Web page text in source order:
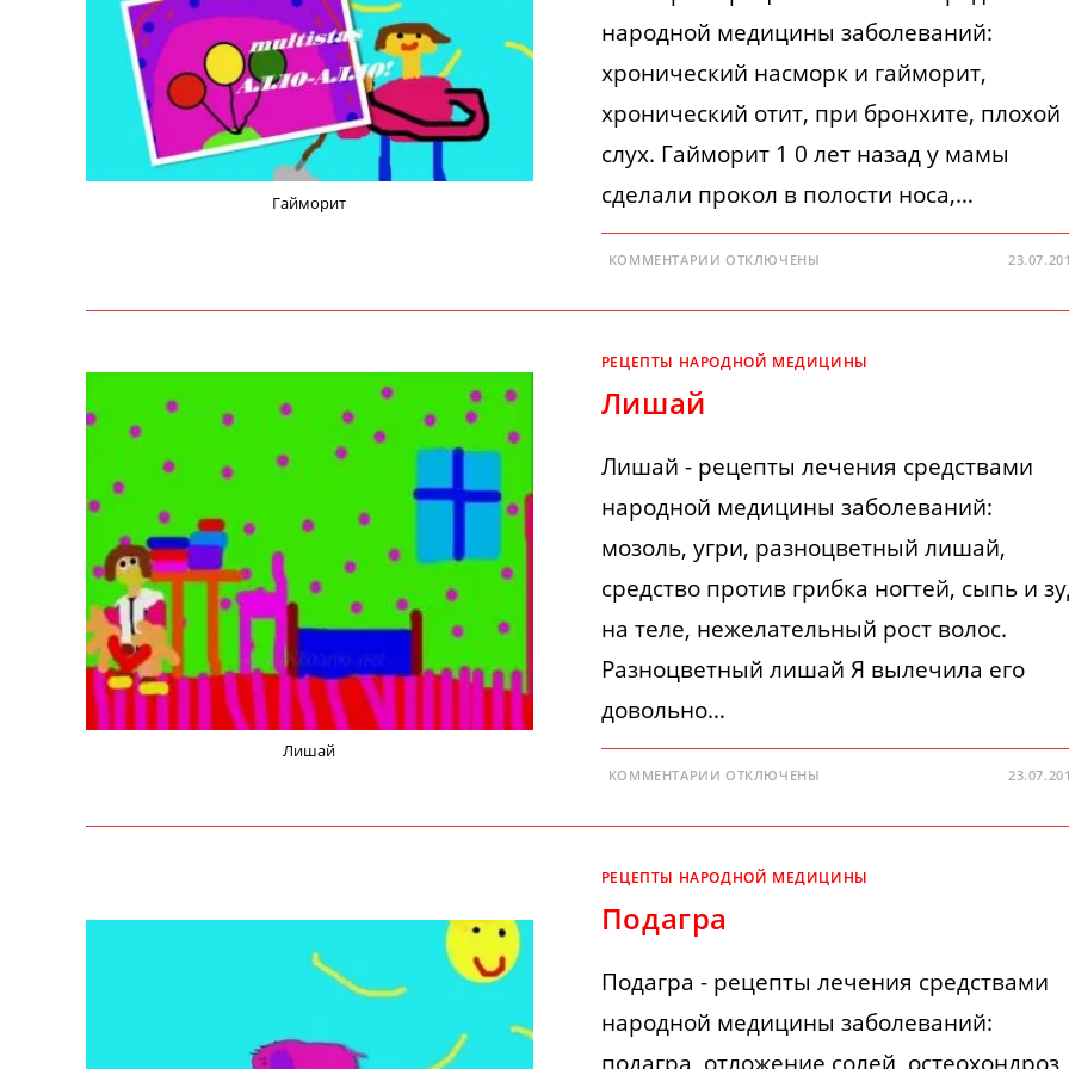
Гайморит
народной медицины заболеваний:
хронический насморк и гайморит,
хронический отит, при бронхите, плохой
слух. Гайморит 1 0 лет назад у мамы
сделали прокол в полости носа,…
КОММЕНТАРИИ К
ОТКЛЮЧЕНЫ
Лишай
РЕЦЕПТЫ НАРОДНОЙ МЕДИЦИНЫ
Лишай
Лишай - рецепты лечения средствами
народной медицины заболеваний:
мозоль, угри, разноцветный лишай,
средство против грибка ногтей, сыпь и
на теле, нежелательный рост волос.
Разноцветный лишай Я вылечила его
довольно…
КОММЕНТАРИИ К
ОТКЛЮЧЕНЫ
РЕЦЕПТЫ НАРОДНОЙ МЕДИЦИНЫ
Подагра
Подагра - рецепты лечения средствами
народной медицины заболеваний: